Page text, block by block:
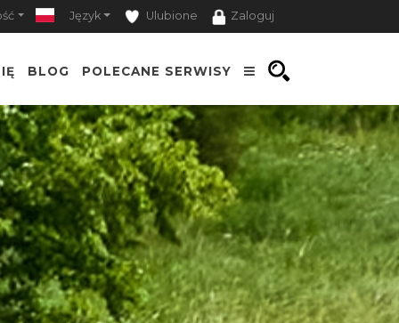
Język Ulubione Zaloguj
BLOG POLECANE SERWISY